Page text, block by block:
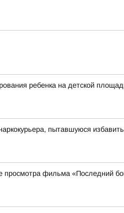
ребенка на детской
пытавшуюся
фильма «Последний